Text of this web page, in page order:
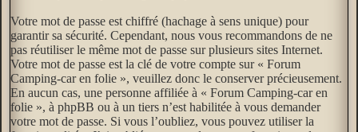
Votre mot de passe est chiffré (hachage à sens unique) pour
garantir sa sécurité. Cependant, nous vous recommandons de ne
pas réutiliser le même mot de passe sur plusieurs sites Internet.
Votre mot de passe est la clé de votre compte sur « Forum
Camping-car en folie », veuillez donc le conserver précieusement.
En aucun cas, une personne affiliée à « Forum Camping-car en
folie », à phpBB ou à un tiers n’est habilitée à vous demander
votre mot de passe. Si vous l’oubliez, vous pouvez utiliser la